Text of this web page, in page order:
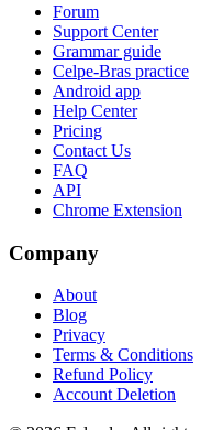
Forum
Support Center
Grammar guide
Celpe-Bras practice
Android app
Help Center
Pricing
Contact Us
FAQ
API
Chrome Extension
Company
About
Blog
Privacy
Terms & Conditions
Refund Policy
Account Deletion